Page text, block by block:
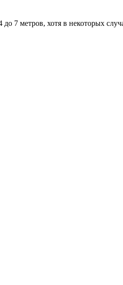
до 7 метров, хотя в некоторых